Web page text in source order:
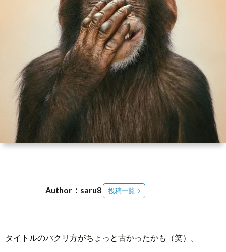
ン
バ
Author：saru8 投稿一覧
タイトルのパクリ方がちょっと古かったかも（笑）。